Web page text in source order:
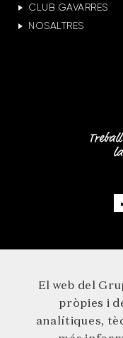
CLUB GAVARRES
NOSALTRES
El web del
pròpies i
analítiques,